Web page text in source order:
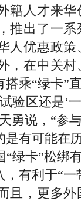
人才来华
推出了一
人优惠政
，在中关
乘“绿卡”
区还是‘一
勇说，“参
是有可能在
卡”松绑有
有利于“
且，更多